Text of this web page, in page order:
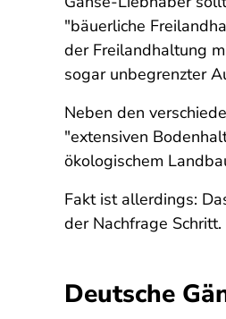
"bäuerliche
der Freilandhaltung
sogar unbegrenzter
Neben den
"extensiven
ökologischem
Fakt ist allerdings:
der Nachfrage Schritt.
Deutsche